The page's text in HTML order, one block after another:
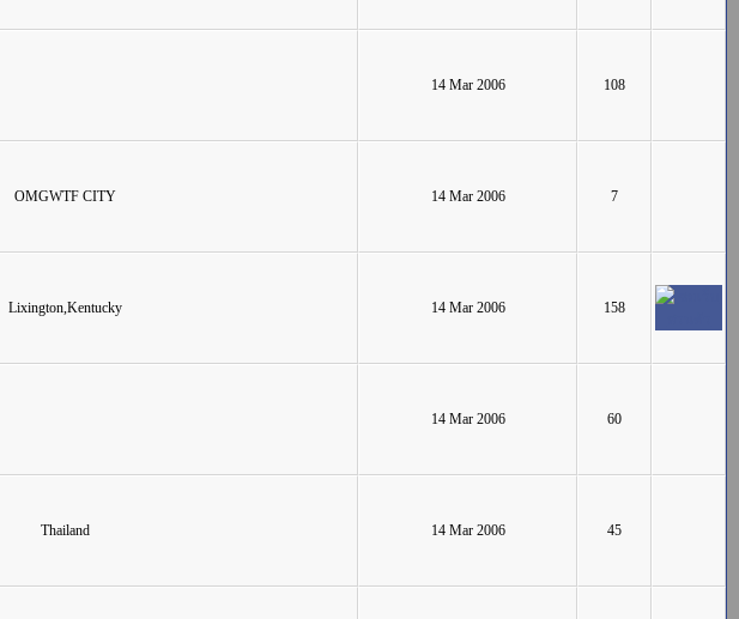
14 Mar 2006 108
OMGWTF CITY 14 Mar 2006 7
Lixington,Kentucky 14 Mar 2006 158
14 Mar 2006 60
Thailand 14 Mar 2006 45